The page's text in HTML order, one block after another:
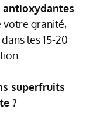
votre granité,
les 15-20
superfruits
?